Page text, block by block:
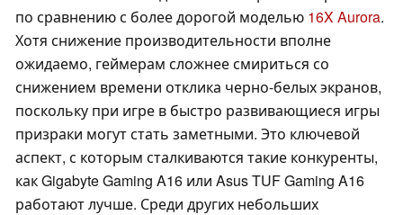
по сравнению с более дорогой моделью 16X Aurora.
Хотя снижение производительности вполне
ожидаемо, геймерам сложнее смириться со
снижением времени отклика черно-белых экранов,
поскольку при игре в быстро развивающиеся игры
призраки могут стать заметными. Это ключевой
аспект, с которым сталкиваются такие конкуренты,
как Gigabyte Gaming A16 или Asus TUF Gaming A16
работают лучше. Среди других небольших